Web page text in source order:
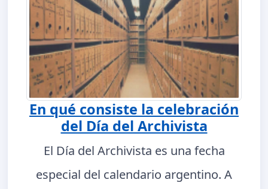
En qué consiste la celebración
del Día del Archivista
El Día del Archivista es una fecha
especial del calendario argentino. A